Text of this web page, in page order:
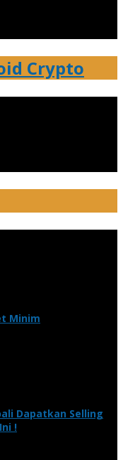
Crypto
Minim
Dapatkan Selling
!